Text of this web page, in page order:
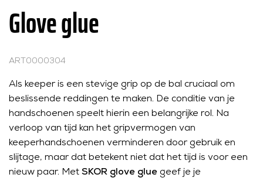
Glove glue
ART0000304
Als keeper is een stevige grip op de bal cruciaal om
beslissende reddingen te maken. De conditie van je
handschoenen speelt hierin een belangrijke rol. Na
verloop van tijd kan het gripvermogen van
keeperhandschoenen verminderen door gebruik en
slijtage, maar dat betekent niet dat het tijd is voor een
nieuw paar. MetSKOR glove glue geef je je